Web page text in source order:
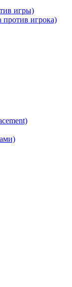
игры)
игрока)